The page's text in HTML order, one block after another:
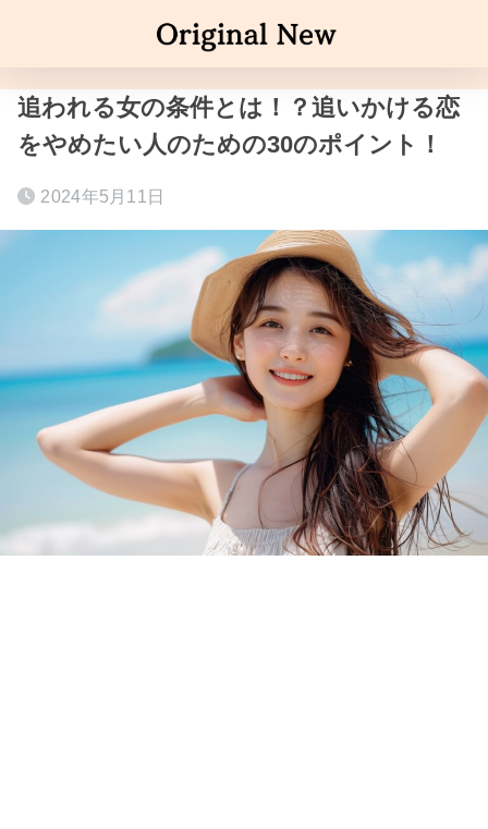
追われる女の条件とは！？追いかける恋
をやめたい人のための30のポイント！
2024年5月11日